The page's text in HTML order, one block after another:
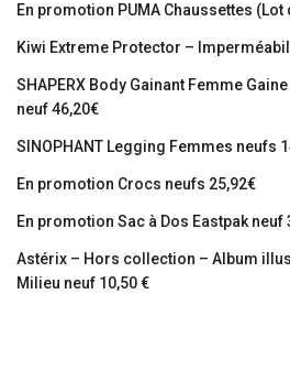
En promotion PUMA Chaussettes (Lot
Kiwi Extreme Protector –
SHAPERX Body Gainant Femme
neuf 46,20€
SINOPHANT Legging Femmes neufs
En promotion Crocs neufs 25,92€
En promotion Sac à Dos Eastpak neuf
Astérix – Hors collection – Album
Milieu neuf 10,50 €